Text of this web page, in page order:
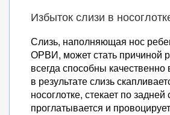
Избыток слизи в
Слизь, наполняющая нос
ОРВИ, может стать причиной
всегда способны качественно
в результате слизь
носоглотке, стекает по задней
проглатывается и